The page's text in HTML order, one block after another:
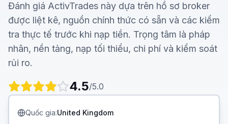
Đánh giá ActivTrades này dựa trên hồ sơ broker
được liệt kê, nguồn chính thức có sẵn và các kiểm
tra thực tế trước khi nạp tiền. Trọng tâm là pháp
nhân, nền tảng, nạp tối thiểu, chi phí và kiểm soát
rủi ro.
4.5/5.0
Quốc gia:United Kingdom